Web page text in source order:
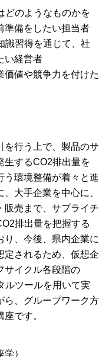
どのようなものかを
準備をしたい担当者
識習得を通じて、社
い経営者
価値や競争力を付けた
行う上で、製品のサ
生するCO2排出量を
う環境整備が着々と進
大手企業を中心に、
販売まで、サプライチ
排出量を把握する
り、今後、県内企業に
定されるため、仮想企
サイクル各段階の
ルツールを用いて実
ら、グループワーク方
です。
）